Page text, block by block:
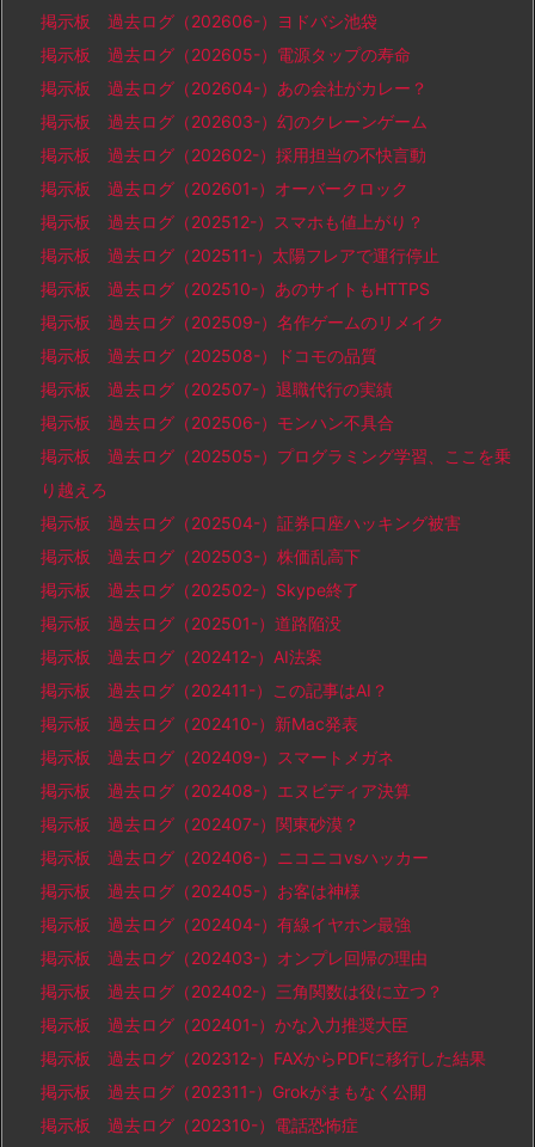
掲示板 過去ログ（202606-）ヨドバシ池袋
掲示板 過去ログ（202605-）電源タップの寿命
掲示板 過去ログ（202604-）あの会社がカレー？
掲示板 過去ログ（202603-）幻のクレーンゲーム
掲示板 過去ログ（202602-）採用担当の不快言動
掲示板 過去ログ（202601-）オーバークロック
掲示板 過去ログ（202512-）スマホも値上がり？
掲示板 過去ログ（202511-）太陽フレアで運行停止
掲示板 過去ログ（202510-）あのサイトもHTTPS
掲示板 過去ログ（202509-）名作ゲームのリメイク
掲示板 過去ログ（202508-）ドコモの品質
掲示板 過去ログ（202507-）退職代行の実績
掲示板 過去ログ（202506-）モンハン不具合
掲示板 過去ログ（202505-）プログラミング学習、ここを乗
り越えろ
掲示板 過去ログ（202504-）証券口座ハッキング被害
掲示板 過去ログ（202503-）株価乱高下
掲示板 過去ログ（202502-）Skype終了
掲示板 過去ログ（202501-）道路陥没
掲示板 過去ログ（202412-）AI法案
掲示板 過去ログ（202411-）この記事はAI？
掲示板 過去ログ（202410-）新Mac発表
掲示板 過去ログ（202409-）スマートメガネ
掲示板 過去ログ（202408-）エヌビディア決算
掲示板 過去ログ（202407-）関東砂漠？
掲示板 過去ログ（202406-）ニコニコvsハッカー
掲示板 過去ログ（202405-）お客は神様
掲示板 過去ログ（202404-）有線イヤホン最強
掲示板 過去ログ（202403-）オンプレ回帰の理由
掲示板 過去ログ（202402-）三角関数は役に立つ？
掲示板 過去ログ（202401-）かな入力推奨大臣
掲示板 過去ログ（202312-）FAXからPDFに移行した結果
掲示板 過去ログ（202311-）Grokがまもなく公開
掲示板 過去ログ（202310-）電話恐怖症